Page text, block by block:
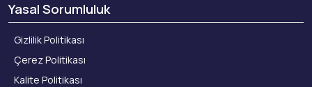
Yasal Sorumluluk
Gizlilik Politikası
Çerez Politikası
Kalite Politikası